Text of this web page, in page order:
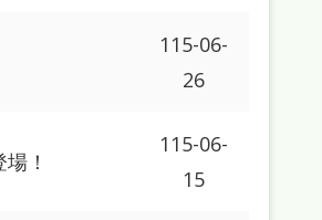
115-06-
26
！
115-06-
15